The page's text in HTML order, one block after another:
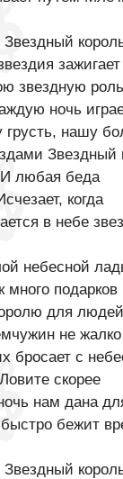
Звездный
зажигает
звездную роль
ночь
нашу
Звездный
И любая беда
когда
в небе
небесной
много подарков
для людей
не жалко
бросает с
Ловите скорее
нам дана
бежит
Звездный